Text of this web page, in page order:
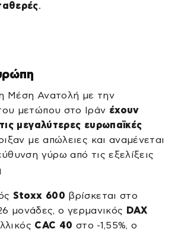
.
Μέση Ανατολή με την
μετώπου στο Ιράν έχουν
μεγαλύτερες ευρωπαϊκές
με απώλειες και αναμένεται
γύρω από τις εξελίξεις
Stoxx 600 βρίσκεται στο
μονάδες, ο γερμανικός DAX
CAC 40 στο -1,55%, ο